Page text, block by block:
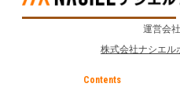
運営会
株式会社ナシエル
Contents